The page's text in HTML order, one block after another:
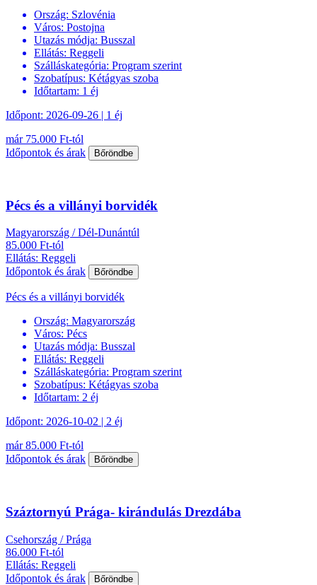
Ország: Szlovénia
Város: Postojna
Utazás módja: Busszal
Ellátás: Reggeli
Szálláskategória: Program szerint
Szobatípus: Kétágyas szoba
Időtartam: 1 éj
Időpont: 2026-09-26 | 1 éj
már 75.000 Ft-tól
Időpontok és árak
Bőröndbe
Pécs és a villányi borvidék
Magyarország / Dél-Dunántúl
85.000 Ft-tól
Ellátás: Reggeli
Időpontok és árak
Bőröndbe
Pécs és a villányi borvidék
Ország: Magyarország
Város: Pécs
Utazás módja: Busszal
Ellátás: Reggeli
Szálláskategória: Program szerint
Szobatípus: Kétágyas szoba
Időtartam: 2 éj
Időpont: 2026-10-02 | 2 éj
már 85.000 Ft-tól
Időpontok és árak
Bőröndbe
Száztornyú Prága- kirándulás Drezdába
Csehország / Prága
86.000 Ft-tól
Ellátás: Reggeli
Időpontok és árak
Bőröndbe